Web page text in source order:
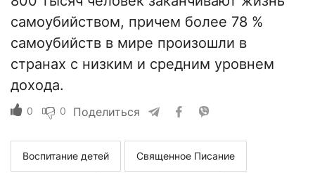
самоубийством, причем более 78 %
самоубийств в мире произошли в
странах с низким и средним уровнем
дохода.
0 0 Поделиться
Воспитание детей Священное Писание